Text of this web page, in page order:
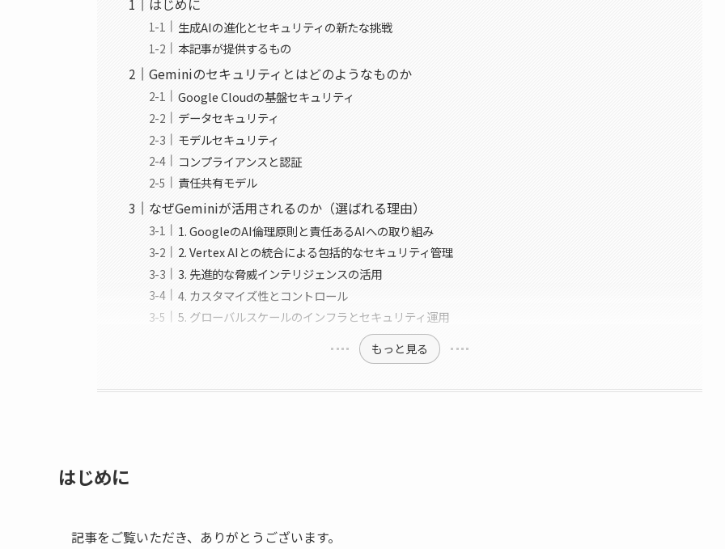
はじめに
生成AIの進化とセキュリティの新たな挑戦
本記事が提供するもの
Geminiのセキュリティとはどのようなものか
Google Cloudの基盤セキュリティ
データセキュリティ
モデルセキュリティ
コンプライアンスと認証
責任共有モデル
なぜGeminiが活用されるのか（選ばれる理由）
1. GoogleのAI倫理原則と責任あるAIへの取り組み
2. Vertex AIとの統合による包括的なセキュリティ管理
3. 先進的な脅威インテリジェンスの活用
4. カスタマイズ性とコントロール
5. グローバルスケールのインフラとセキュリティ運用
もっと見る
はじめに
記事をご覧いただき、ありがとうございます。